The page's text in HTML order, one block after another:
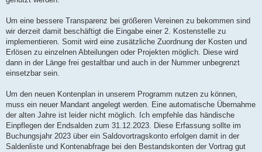
Um eine bessere Transparenz bei größeren Vereinen zu bekommen sind
wir derzeit damit beschäftigt die Eingabe einer 2. Kostenstelle zu
implementieren. Somit wird eine zusätzliche Zuordnung der Kosten und
Erlösen zu einzelnen Abteilungen oder Projekten möglich. Diese wird
dann in der Länge frei gestaltbar und auch in der Nummer unbegrenzt
einsetzbar sein.
Um den neuen Kontenplan in unserem Programm nutzen zu können,
muss ein neuer Mandant angelegt werden. Eine automatische Übernahme
der alten Jahre ist leider nicht möglich. Ich empfehle das händische
Einpflegen der Endsalden zum 31.12.2023. Diese Erfassung sollte im
Buchungsjahr 2023 über ein Saldovortragskonto erfolgen damit in der
Saldenliste und Kontenabfrage bei den Bestandskonten der Vortrag gut